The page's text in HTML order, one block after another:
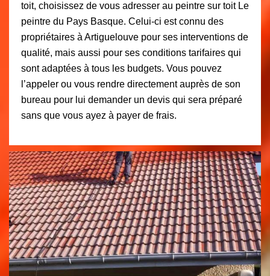
toit, choisissez de vous adresser au peintre sur toit Le
peintre du Pays Basque. Celui-ci est connu des
propriétaires à Artiguelouve pour ses interventions de
qualité, mais aussi pour ses conditions tarifaires qui
sont adaptées à tous les budgets. Vous pouvez
l’appeler ou vous rendre directement auprès de son
bureau pour lui demander un devis qui sera préparé
sans que vous ayez à payer de frais.